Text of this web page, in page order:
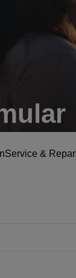
Service &